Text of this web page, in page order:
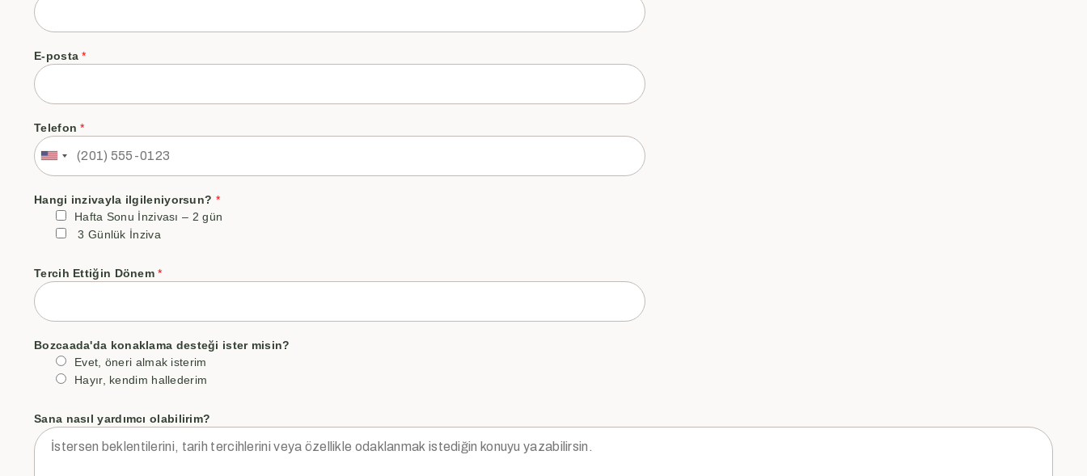
E-posta*
Telefon*
Hangi inzivayla ilgileniyorsun? *
Hafta Sonu İnzivası – 2 gün
3 Günlük İnziva
Tercih Ettiğin Dönem*
Bozcaada'da konaklama desteği ister misin?
Evet, öneri almak isterim
Hayır, kendim hallederim
Sana nasıl yardımcı olabilirim?